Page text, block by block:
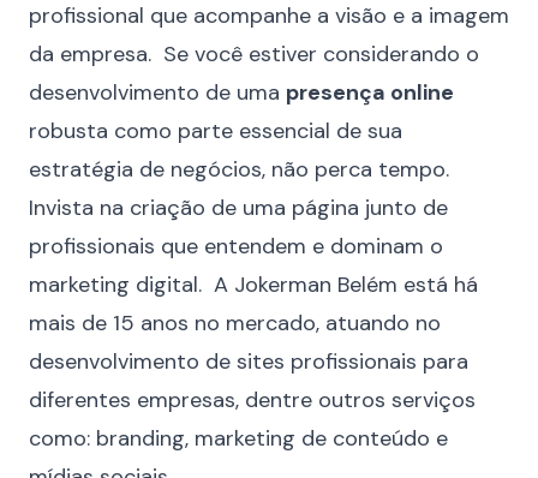
profissional que acompanhe a visão e a imagem
da empresa. Se você estiver considerando o
desenvolvimento de uma presença online
robusta como parte essencial de sua
estratégia de negócios, não perca tempo.
Invista na criação de uma página junto de
profissionais que entendem e dominam o
marketing digital. A Jokerman Belém está há
mais de 15 anos no mercado, atuando no
desenvolvimento de sites profissionais para
diferentes empresas, dentre outros serviços
como: branding, marketing de conteúdo e